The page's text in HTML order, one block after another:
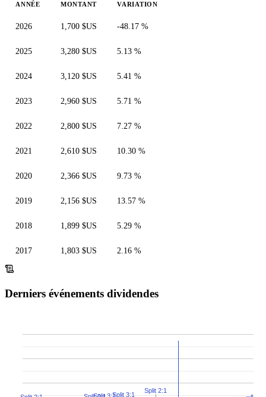
ANNÉE MONTANT VARIATION
2026 1,700 $US -48.17 %
2025 3,280 $US 5.13 %
2024 3,120 $US 5.41 %
2023 2,960 $US 5.71 %
2022 2,800 $US 7.27 %
2021 2,610 $US 10.30 %
2020 2,366 $US 9.73 %
2019 2,156 $US 13.57 %
2018 1,899 $US 5.29 %
2017 1,803 $US 2.16 %
Derniers événements dividendes
Split 3:1
Split 2:1